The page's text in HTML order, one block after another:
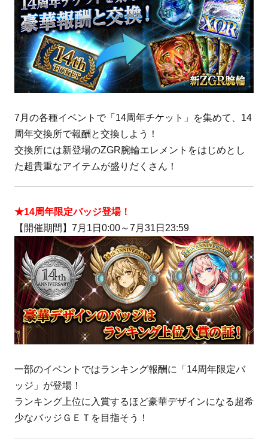
7月の各種イベントで「14周年チケット」を集めて、14
周年交換所で報酬と交換しよう！
交換所には新登場のZGR腕輪エレメントをはじめとし
た超貴重なアイテムが盛りだくさん！
★14周年限定バッジ登場！
【開催期間】7月1日0:00～7月31日23:59
一部のイベントではランキング報酬に「14周年限定バ
ッジ」が登場！
ランキング上位に入賞するほど豪華デザインになる超希
少なバッジＧＥＴを目指そう！